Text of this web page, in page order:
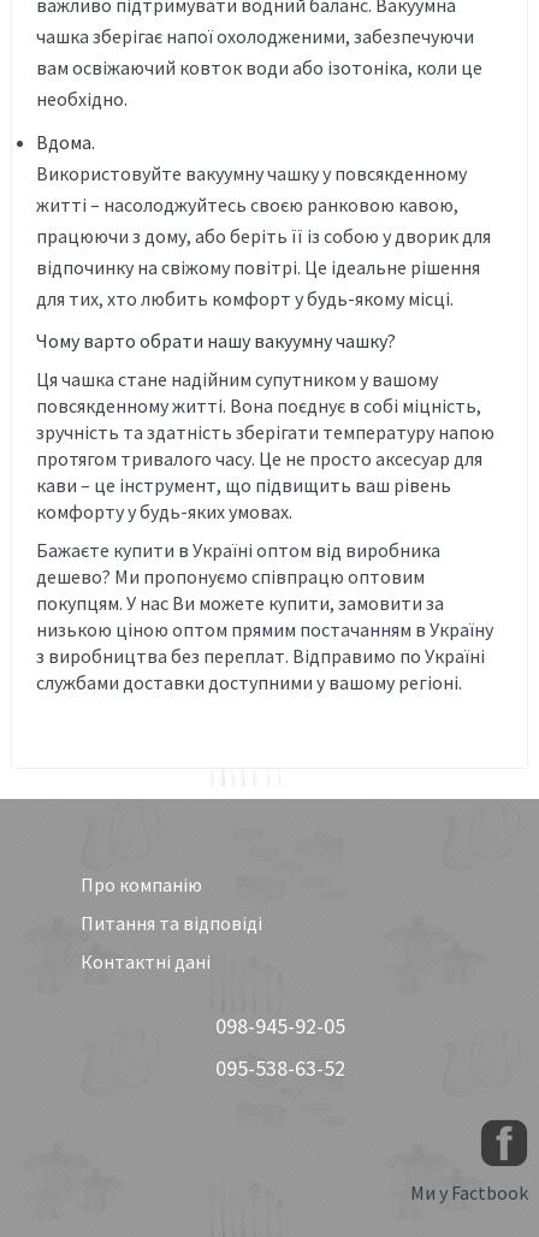
чашка зберігає напої охолодженими, забезпечуючи
вам освіжаючий ковток води або ізотоніка, коли це
необхідно.
Вдома.
Використовуйте вакуумну чашку у повсякденному
житті – насолоджуйтесь своєю ранковою кавою,
працюючи з дому, або беріть її із собою у дворик для
відпочинку на свіжому повітрі. Це ідеальне рішення
для тих, хто любить комфорт у будь-якому місці.
Чому варто обрати нашу вакуумну чашку?
Ця чашка стане надійним супутником у вашому
повсякденному житті. Вона поєднує в собі міцність,
зручність та здатність зберігати температуру напою
протягом тривалого часу. Це не просто аксесуар для
кави – це інструмент, що підвищить ваш рівень
комфорту у будь-яких умовах.
Бажаєте купити в Україні оптом від виробника
дешево? Ми пропонуємо співпрацю оптовим
покупцям. У нас Ви можете купити, замовити за
низькою ціною оптом прямим постачанням в Україну
з виробництва без переплат. Відправимо по Україні
службами доставки доступними у вашому регіоні.
Про компанію
Питання та відповіді
Контактні дані
098-945-92-05
095-538-63-52
Ми у Factbook